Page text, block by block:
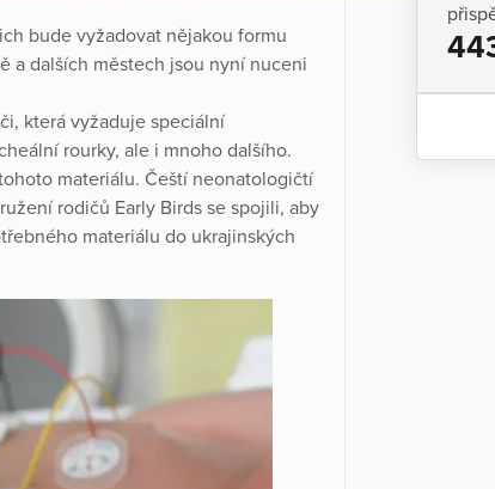
bude vyžadovat nějakou formu
a dalších městech jsou nyní nuceni
která vyžaduje speciální
rourky, ale i mnoho dalšího.
materiálu. Čeští neonatologičtí
rodičů Early Birds se spojili, aby
materiálu do ukrajinských